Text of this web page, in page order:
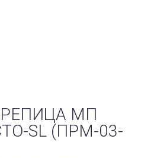
МП
SL (ПРМ-03-